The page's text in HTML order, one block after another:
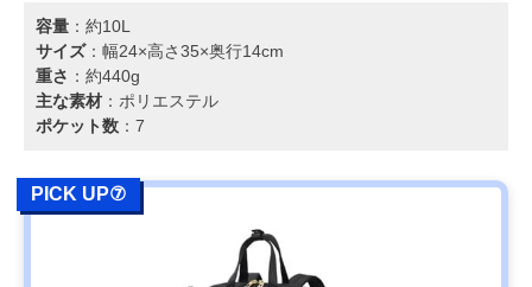
容量 ：約10L
サイズ：幅24×高さ35×奥行14cm
重さ ：約440g
主な素材 ：ポリエステル
ポケット数 ：7
PICK UP⑦